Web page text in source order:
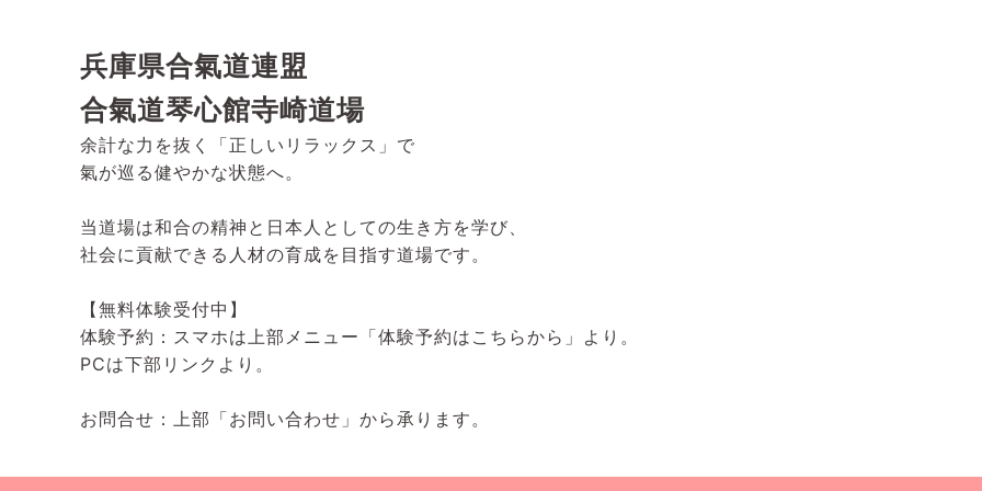
兵庫県合氣道連盟
合氣道琴心館寺崎道場
余計な力を抜く「正しいリラックス」で
氣が巡る健やかな状態へ。
当道場は和合の精神と日本人としての生き方を学び、
社会に貢献できる人材の育成を目指す道場です。
【無料体験受付中】
体験予約：スマホは上部メニュー「体験予約はこちらから」より。
PCは下部リンクより。
お問合せ：上部「お問い合わせ」から承ります。